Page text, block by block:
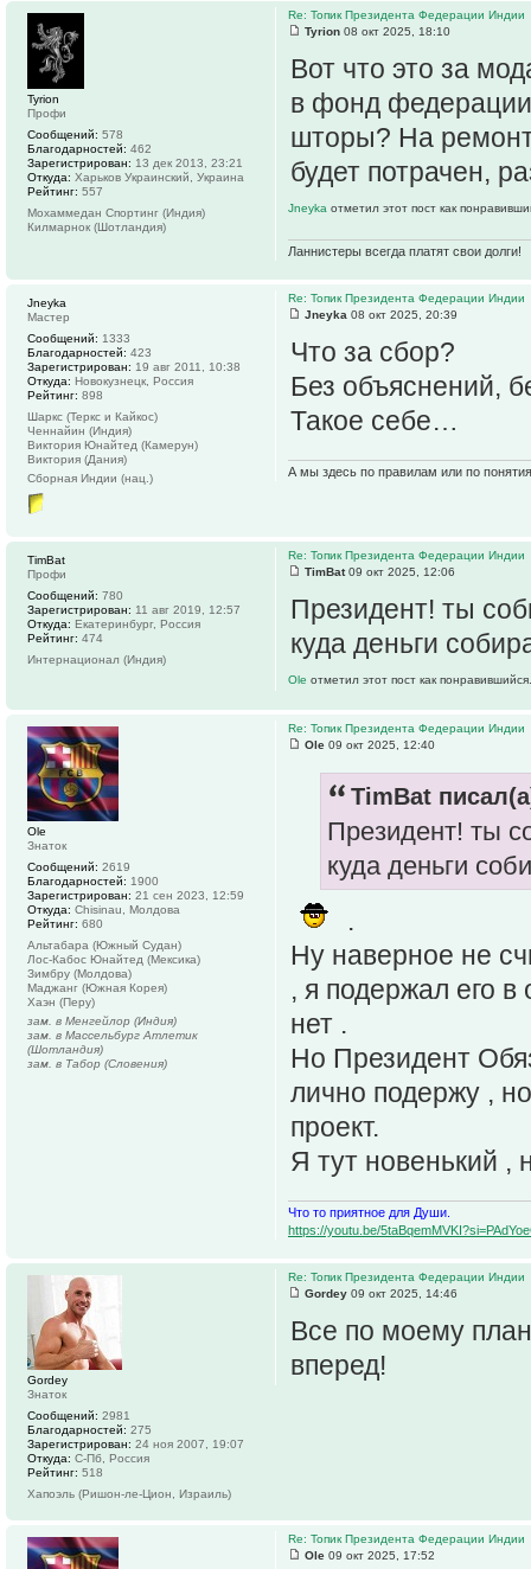
Re: Топик Президента Федерации Индии
Tyrion 08 окт 2025, 18:10
Вот что это за
в фонд
шторы? На ремонт
будет потрачен,
Jneyka отметил этот пост как
Ланнистеры всегда платят свои долги!
Tyrion
Профи
Сообщений: 578
Благодарностей: 462
Зарегистрирован: 13 дек 2013, 23:21
Откуда: Харьков Украинский, Украина
Рейтинг: 557
Мохаммедан Спортинг (Индия)
Килмарнок (Шотландия)
Re: Топик Президента Федерации Индии
Jneyka 08 окт 2025, 20:39
Что за сбор?
Без объяснений,
Такое себе…
А мы здесь по правилам или по
Jneyka
Мастер
Сообщений: 1333
Благодарностей: 423
Зарегистрирован: 19 авг 2011, 10:38
Откуда: Новокузнецк, Россия
Рейтинг: 898
Шаркс (Теркс и Кайкос)
Ченнайин (Индия)
Виктория Юнайтед (Камерун)
Виктория (Дания)
Сборная Индии (нац.)
Re: Топик Президента Федерации Индии
TimBat09 окт 2025, 12:06
Президент! ты
куда деньги
Ole отметил этот пост как понравившийся.
TimBat
Профи
Сообщений: 780
Зарегистрирован: 11 авг 2019, 12:57
Откуда: Екатеринбург, Россия
Рейтинг: 474
Интернационал (Индия)
Re: Топик Президента Федерации Индии
Ole 09 окт 2025, 12:40
TimBat
Президент! ты
куда деньги
.
Ну наверное не
, я подержал его
нет .
Но Президент
лично подержу ,
проект.
Я тут новенький ,
Что то приятное для Души.
https://youtu.be/
Ole
Знаток
Сообщений: 2619
Благодарностей: 1900
Зарегистрирован: 21 сен 2023, 12:59
Откуда: Chisinau, Молдова
Рейтинг: 680
Альтабара (Южный Судан)
Лос-Кабос Юнайтед (Мексика)
Зимбру (Молдова)
Маджанг (Южная Корея)
Хаэн (Перу)
зам. в Менгейлор (Индия)
зам. в Массельбург Атлетик
(Шотландия)
зам. в Табор (Словения)
Re: Топик Президента Федерации Индии
Gordey 09 окт 2025, 14:46
Все по моему
вперед!
Gordey
Знаток
Сообщений: 2981
Благодарностей: 275
Зарегистрирован: 24 ноя 2007, 19:07
Откуда: С-Пб, Россия
Рейтинг: 518
Хапоэль (Ришон-ле-Цион, Израиль)
Re: Топик Президента Федерации Индии
Ole 09 окт 2025, 17:52